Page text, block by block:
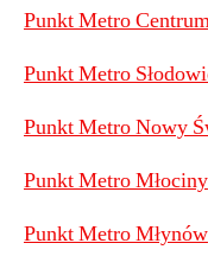
Punkt Metro
Punkt Metro
Punkt Metro Nowy
Punkt Metro Młociny
Punkt Metro Młynów